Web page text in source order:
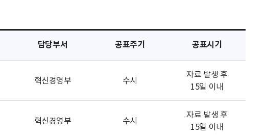
담당부서 공표주기 공표시기
혁신경영부 수시
자료 발생 후
15일 이내
혁신경영부 수시
자료 발생 후
15일 이내